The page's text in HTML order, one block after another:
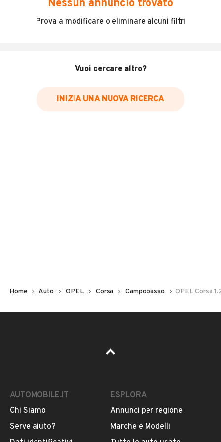
Incidenti in cui è stato coinvolto il veicolo
Data e luogo delle revisioni effettuate
Inserisci il numero di targa per verificare la disponibilità
Pubblicità
Nessun annuncio trovato
Prova a modificare o eliminare alcuni filtri
Vuoi cercare altro?
INIZIA UNA NUOVA RICERCA
Home Auto OPEL Corsa Campobasso OPEL Corsa
AUTOMOBILE.IT
Chi Siamo
Serve aiuto?
ESPLORA
Annunci per regione
Marche e Modelli